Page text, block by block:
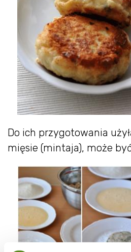
Do ich przygotowania
mięsie (mintaja), może